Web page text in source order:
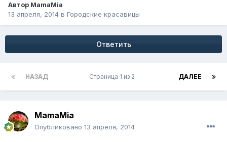
Автор MamaMia
13 апреля, 2014 в Городские красавицы
Ответить
НАЗАД ДАЛЕЕ
Страница 1 из 2
MamaMia
Опубликовано 13 апреля, 2014